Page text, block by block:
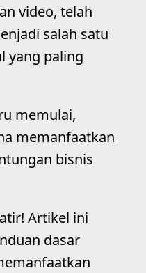
video, telah
salah satu
yang paling
memulai,
memanfaatkan
bisnis
Artikel ini
dasar